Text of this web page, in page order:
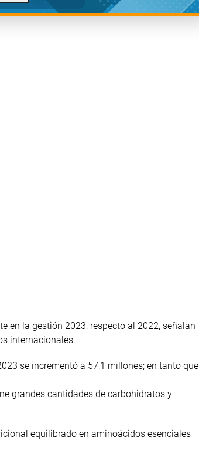
en la gestión 2023, respecto al 2022, señalan
internacionales.
se incrementó a 57,1 millones; en tanto que
grandes cantidades de carbohidratos y
equilibrado en aminoácidos esenciales